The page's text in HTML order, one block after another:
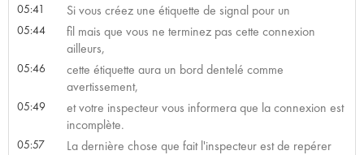
05:41 Si vous créez une étiquette de signal pour un
05:44
fil mais que vous ne terminez pas cette connexion
ailleurs,
05:46
cette étiquette aura un bord dentelé comme
avertissement,
05:49
et votre inspecteur vous informera que la connexion est
incomplète.
05:57
La dernière chose que fait l'inspecteur est de repérer